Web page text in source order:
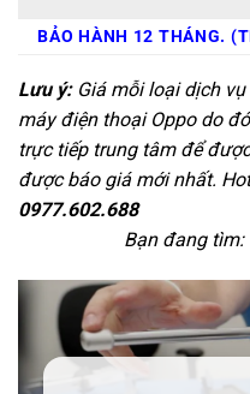
BẢO HÀNH 12 THÁNG.
Lưu ý:Giá mỗi loại dịch vụ
máy điện thoại Oppo do
trực tiếp trung tâm để
được báo giá mới nhất.
0977.602.688
Bạn đang tìm: